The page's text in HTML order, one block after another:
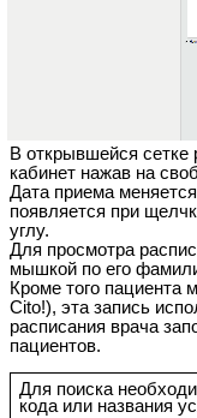
В открывшейся сетке
кабинет нажав на
Дата приема
появляется при
углу.
Для просмотра
мышкой по его
Кроме того пациента
Cito!), эта запись
расписания врача
пациентов.
Для поиска
кода или названия